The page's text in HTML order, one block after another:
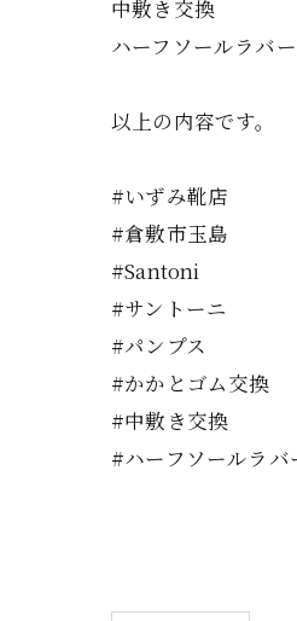
中敷き交換
ハーフソールラバ
以上の内容です。
#いずみ靴店
#倉敷市玉島
#Santoni
#サントーニ
#パンプス
#かかとゴム交換
#中敷き交換
#ハーフソールラバ